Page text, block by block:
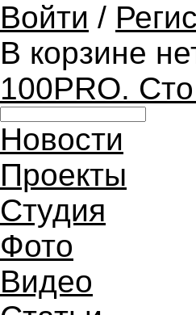
Войти /
В корзине
100PRO.
Новости
Проекты
Студия
Фото
Видео